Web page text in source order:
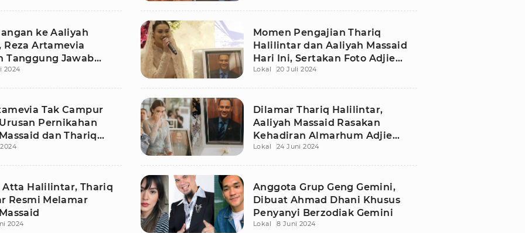
ke Aaliyah
Reza Artamevia
Tanggung Jawab
2024
Momen Pengajian Thariq
Halilintar dan Aaliyah Massaid
Hari Ini, Sertakan Foto Adjie
Massaid
Lokal 20 Juli 2024
Tak Campur
Pernikahan
dan Thariq
Dilamar Thariq Halilintar,
Aaliyah Massaid Rasakan
Kehadiran Almarhum Adjie
Massaid
Lokal 24 Juni 2024
Halilintar, Thariq
Resmi Melamar
2024
Anggota Grup Geng Gemini,
Dibuat Ahmad Dhani Khusus
Penyanyi Berzodiak Gemini
Lokal 8 Juni 2024